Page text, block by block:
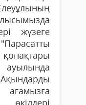
жүзеге
қонақтары
ағамызға